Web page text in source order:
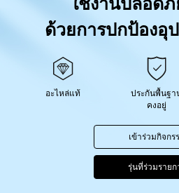
ด้วยการปกป้อง
อะไหล่แท้
ประกันพื้นฐา
คงอยู่
เข้าร่วมกิจกร
รุ่นที่ร่วมรายก